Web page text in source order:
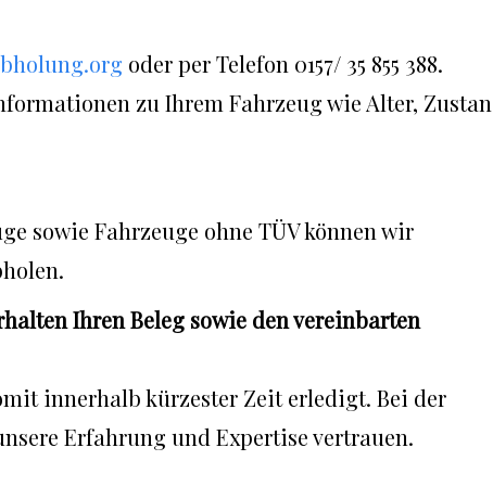
oder per Telefon 0157/ 35 855 388.
zu Ihrem Fahrzeug wie Alter,
sowie Fahrzeuge ohne TÜV können wir
Ihren Beleg sowie den vereinbarten
innerhalb kürzester Zeit erledigt. Bei der
Erfahrung und Expertise vertrauen.